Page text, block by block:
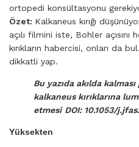
ortopedi konsültasyonu
Özet: Kalkaneus kırığı
açılı filmini iste, Bohler açısını
kırıkların habercisi, onları da
dikkatli yap.
Bu yazıda akılda
kalkaneus kırıklarına
etmesi DOI: 10.1053/
Yüksekten